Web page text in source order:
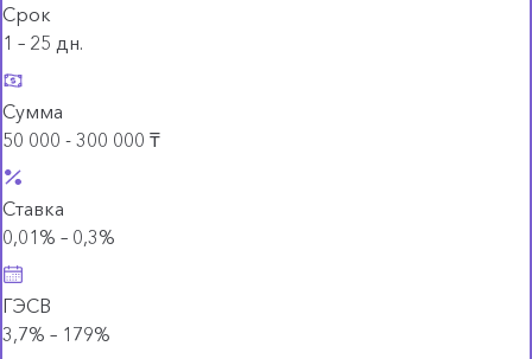
Срок
1 – 25 дн.
Сумма
50 000 - 300 000 ₸
Ставка
0,01% – 0,3%
ГЭСВ
3,7% – 179%